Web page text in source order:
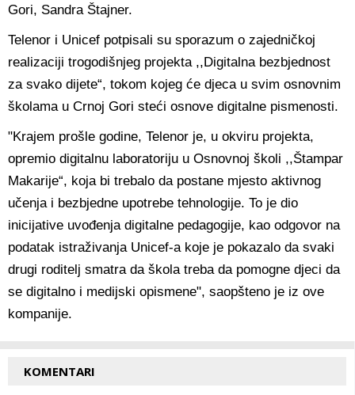
Gori, Sandra Štajner.
Telenor i Unicef potpisali su sporazum o zajedničkoj
realizaciji trogodišnjeg projekta ,,Digitalna bezbjednost
za svako dijete“, tokom kojeg će djeca u svim osnovnim
školama u Crnoj Gori steći osnove digitalne pismenosti.
"Krajem prošle godine, Telenor je, u okviru projekta,
opremio digitalnu laboratoriju u Osnovnoj školi ,,Štampar
Makarije“, koja bi trebalo da postane mjesto aktivnog
učenja i bezbjedne upotrebe tehnologije. To je dio
inicijative uvođenja digitalne pedagogije, kao odgovor na
podatak istraživanja Unicef-a koje je pokazalo da svaki
drugi roditelj smatra da škola treba da pomogne djeci da
se digitalno i medijski opismene", saopšteno je iz ove
kompanije.
KOMENTARI